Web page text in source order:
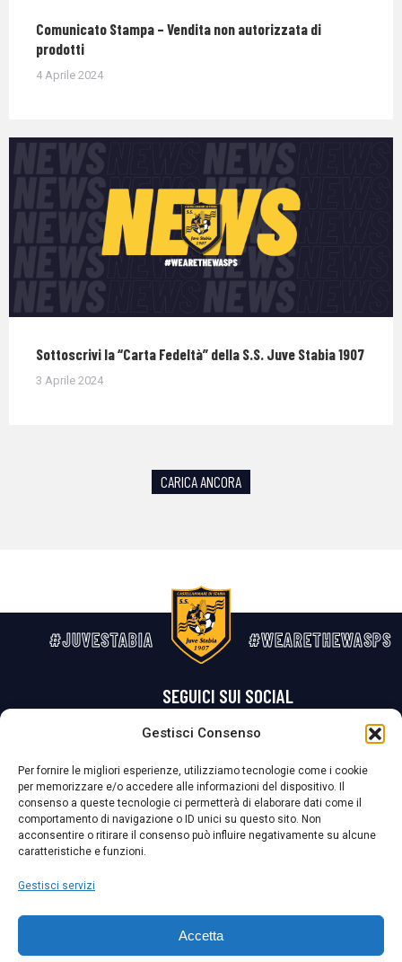
Gestisci Consenso
Per fornire le migliori esperienze, utilizziamo tecnologie come i cookie
per memorizzare e/o accedere alle informazioni del dispositivo. Il
consenso a queste tecnologie ci permetterà di elaborare dati come il
comportamento di navigazione o ID unici su questo sito. Non
acconsentire o ritirare il consenso può influire negativamente su alcune
caratteristiche e funzioni.
Gestisci servizi
Accetta
Comunicato Stampa – Vendita non autorizzata di
prodotti
4 Aprile 2024
Sottoscrivi la “Carta Fedeltà” della S.S. Juve Stabia 1907
3 Aprile 2024
CARICA ANCORA
#JUVESTABIA #WEARETHEWASPS
SEGUICI SUI SOCIAL
La Società ha nominato il Responsabile della Protezione dei Dati Personali (DPO), figura specializzata che vigila sulle modalità adottate dalla
nostra Società per tutelare i Suoi dati personali.